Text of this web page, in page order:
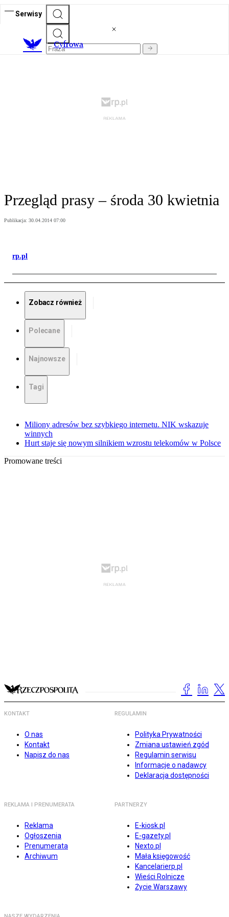
Serwisy
Cyfrowa
Przegląd prasy – środa 30 kwietnia
Publikacja: 30.04.2014 07:00
rp.pl
Zobacz również
Polecane
Najnowsze
Tagi
Miliony adresów bez szybkiego internetu. NIK wskazuje
winnych
Hurt staje się nowym silnikiem wzrostu telekomów w Polsce
Promowane treści
KONTAKT
O nas
Kontakt
Napisz do nas
REGULAMIN
Polityka Prywatności
Zmiana ustawień zgód
Regulamin serwisu
Informacje o nadawcy
Deklaracja dostępności
REKLAMA I PRENUMERATA
Reklama
Ogłoszenia
Prenumerata
Archiwum
PARTNERZY
E-kiosk.pl
E-gazety.pl
Nexto.pl
Mała księgowość
Kancelarierp.pl
Wieści Rolnicze
Życie Warszawy